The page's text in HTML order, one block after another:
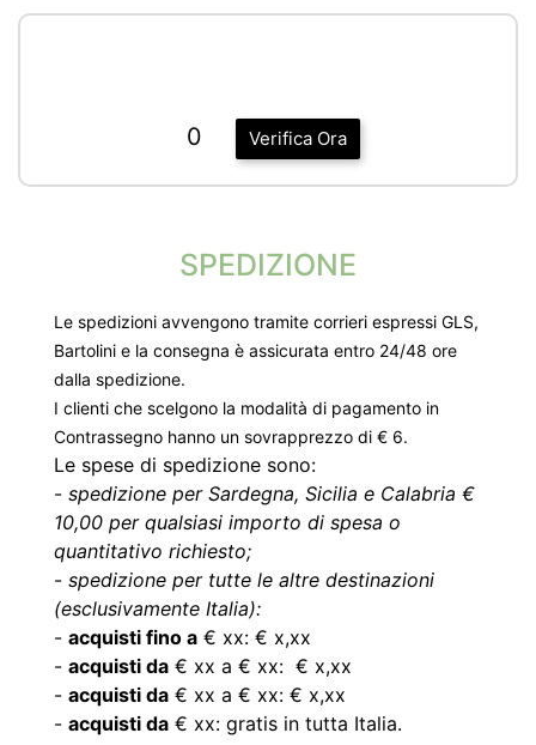
Verifica Ora
0
SPEDIZIONE
Le spedizioni avvengono tramite corrieri espressi GLS,
Bartolini e la consegna è assicurata entro 24/48 ore
dalla spedizione.
I clienti che scelgono la modalità di pagamento in
Contrassegno hanno un sovrapprezzo di € 6.
Le spese di spedizione sono:
- spedizione per Sardegna, Sicilia e Calabria €
10,00 per qualsiasi importo di spesa o
quantitativo richiesto;
- spedizione per tutte le altre destinazioni
(esclusivamente Italia):
- acquisti fino a € xx: € x,xx
- acquisti da € xx a € xx: € x,xx
- acquisti da € xx a € xx: € x,xx
- acquisti da € xx: gratis in tutta Italia.